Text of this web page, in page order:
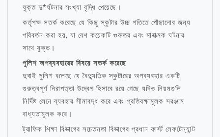
যুক্ত দু*র্ঘটনার সংখ্যা বৃদ্ধি পেয়েছে।
কর্তৃপক্ষ সতর্ক করেছে যে কিছু স্কুটার উচ্চ গতিতে পৌঁছানোর জন্য
পরিবর্তন করা হয়, যা বেশ কয়েকটি গুরুতর এবং মারাত্মক ঘটনার
সাথে যুক্ত।
পুলিশ অপব্যবহারের বিষয়ে সতর্ক করেছে
দুবাই পুলিশ বলেছে যে বৈদ্যুতিক স্কুটারের অপব্যবহার একটি
গুরুত্বপূর্ণ নিরাপত্তা উদ্বেগ হিসাবে রয়ে গেছে যদিও নিয়মগুলি
নির্দিষ্ট লেনে ব্যবহার সীমাবদ্ধ করে এবং প্রতিরক্ষামূলক সরঞ্জাম
বাধ্যতামূলক করে।
ট্রাফিক শিক্ষা বিভাগের সচেতনতা বিভাগের প্রধান ফার্স্ট লেফটেন্যান্ট